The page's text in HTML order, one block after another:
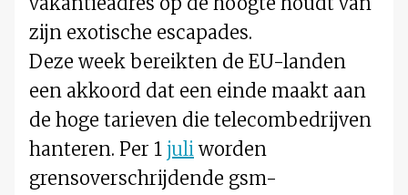
zijn exotische escapades.
Deze week bereikten de EU-landen
een akkoord dat een einde maakt aan
de hoge tarieven die telecombedrijven
hanteren. Per 1 juli worden
grensoverschrijdende gsm-